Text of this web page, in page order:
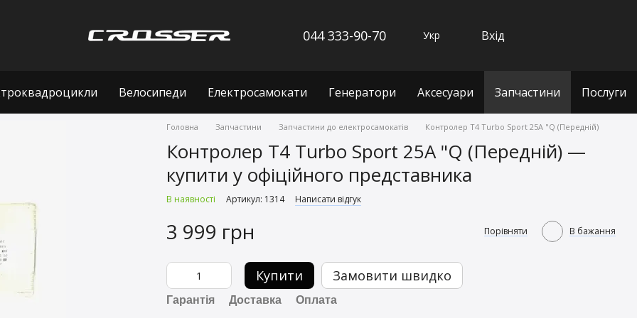
044 333-90-70 Укр Вхід
Велосипеди Електросамокати Генератори Аксесуари Запчастини Послуги
Головна Запчастини Запчастини до електросамокатів Контролер T4 Turbo Sport 25А "Q (Передній)
Контролер T4 Turbo Sport 25А "Q (Передній) —
купити у офіційного представника
В наявності Артикул: 1314 Написати відгук
3 999 грн Порівняти В бажання
Купити Замовити швидко
Гарантія Доставка Оплата